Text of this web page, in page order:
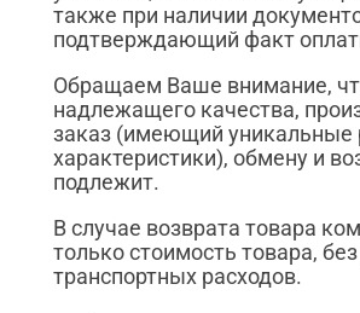
также при наличии
подтверждающий факт
Обращаем Ваше внимание,
надлежащего качества,
заказ (имеющий уникальные
характеристики), обмену и
подлежит.
В случае возврата товара
только стоимость товара,
транспортных расходов.